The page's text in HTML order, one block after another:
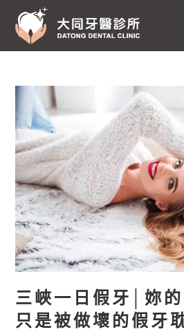
三峽一日假牙│妳的
只是被做壞的假牙